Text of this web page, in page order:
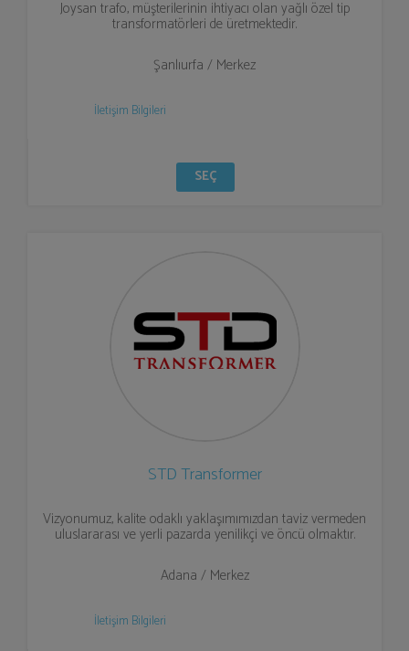
Joysan trafo, müşterilerinin ihtiyacı olan yağlı özel tip
transformatörleri de üretmektedir.
Şanlıurfa / Merkez
İletişim Bilgileri
SEÇ
STD Transformer
Vizyonumuz, kalite odaklı yaklaşımımızdan taviz vermeden
uluslararası ve yerli pazarda yenilikçi ve öncü olmaktır.
Adana / Merkez
İletişim Bilgileri